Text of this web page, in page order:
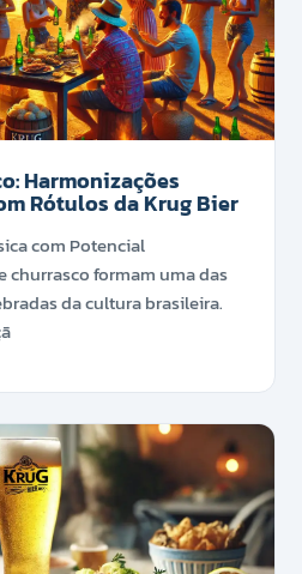
Harmonizações
Rótulos da Krug Bier
com Potencial
churrasco formam uma das
da cultura brasileira.